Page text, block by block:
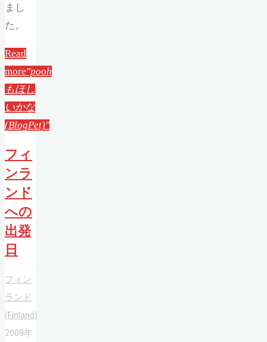
まし
た。
Read
more"pooh
もほし
いかな
(BlogPet)"
フィ
ンラ
ンド
への
出発
日
フィン
ランド
(Finland)
2009年